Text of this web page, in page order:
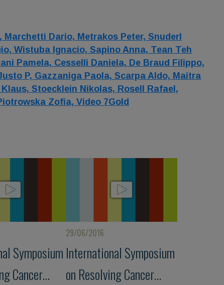
Marchetti Dario, Metrakos Peter, Snuderl
Wistuba Ignacio, Sapino Anna, Tean Teh
Pamela, Cesselli Daniela, De Braud Filippo,
P, Gazzaniga Paola, Scarpa Aldo, Maitra
Stoecklein Nikolas, Rosell Rafael,
Zofia, Video 7Gold
Symposium
Cancer
29/06/2016
International Symposium
on Resolving Cancer